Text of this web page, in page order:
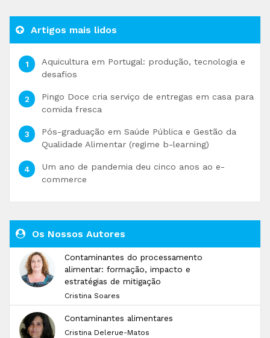
Artigos mais lidos
Aquicultura em Portugal: produção, tecnologia e
desafios
Pingo Doce cria serviço de entregas em casa para
comida fresca
Pós-graduação em Saúde Pública e Gestão da
Qualidade Alimentar (regime b-learning)
Um ano de pandemia deu cinco anos ao e-
commerce
Os Nossos Autores
Contaminantes do processamento
alimentar: formação, impacto e
estratégias de mitigação
Cristina Soares
Contaminantes alimentares
Cristina Delerue-Matos